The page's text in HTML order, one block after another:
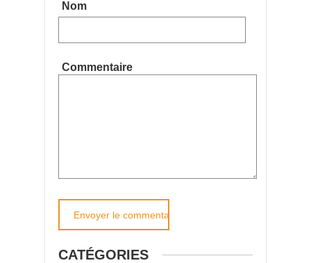
Nom
Commentaire
CATÉGORIES